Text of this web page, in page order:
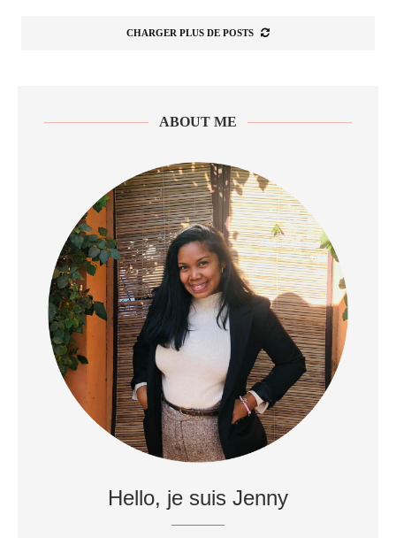
CHARGER PLUS DE POSTS
ABOUT ME
Hello, je suis Jenny